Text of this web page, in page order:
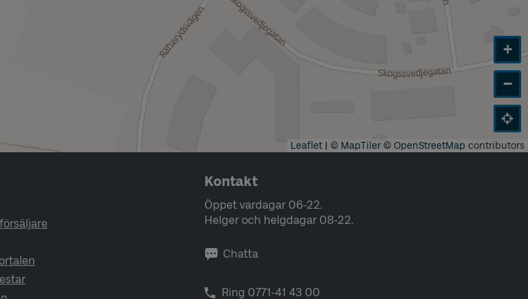
+
−
Leaflet | © MapTiler© OpenStreetMap contributors
Kontakt
Öppet vardagar 06-22.
Helger och helgdagar 08-22.
Chatta
Ring 0771-41 43 00